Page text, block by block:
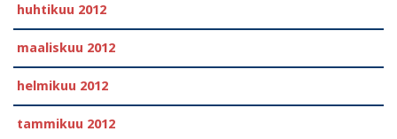
huhtikuu 2012
maaliskuu 2012
helmikuu 2012
tammikuu 2012